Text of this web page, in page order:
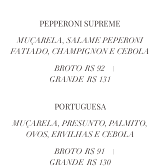
PEPPERONI SUPREME
MUÇARELA, SALAME PEPERONI
FATIADO, CHAMPIGNON E CEBOLA
BROTO R$ 92
GRANDE R$ 131
PORTUGUESA
MUÇARELA, PRESUNTO, PALMITO,
OVOS, ERVILHAS E CEBOLA
BROTO R$ 91
GRANDE R$ 130